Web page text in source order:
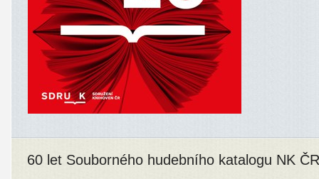
60 let Souborného hudebního katalogu NK ČR